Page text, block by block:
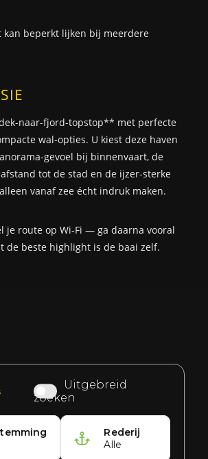
kan beperkt lijken bij meerdere
naar-fjord-topstop** met perfecte
wal-opties. U kiest deze haven
gevoel bij binnenvaart, de
tot de stad en de ijzer-sterke
vanaf zee écht indruk maken.
je route op Wi-Fi — ga daarna vooral
de beste highlight is de baai zelf.